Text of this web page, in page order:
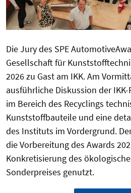
Die Jury des SPE
Gesellschaft für
2026 zu Gast am IKK. Am
ausführliche Diskussion der
im Bereich des Recyclings
Kunststoffbauteile und eine
des Instituts im Vordergrund.
die Vorbereitung des Awards
Konkretisierung des
Sonderpreises genutzt.